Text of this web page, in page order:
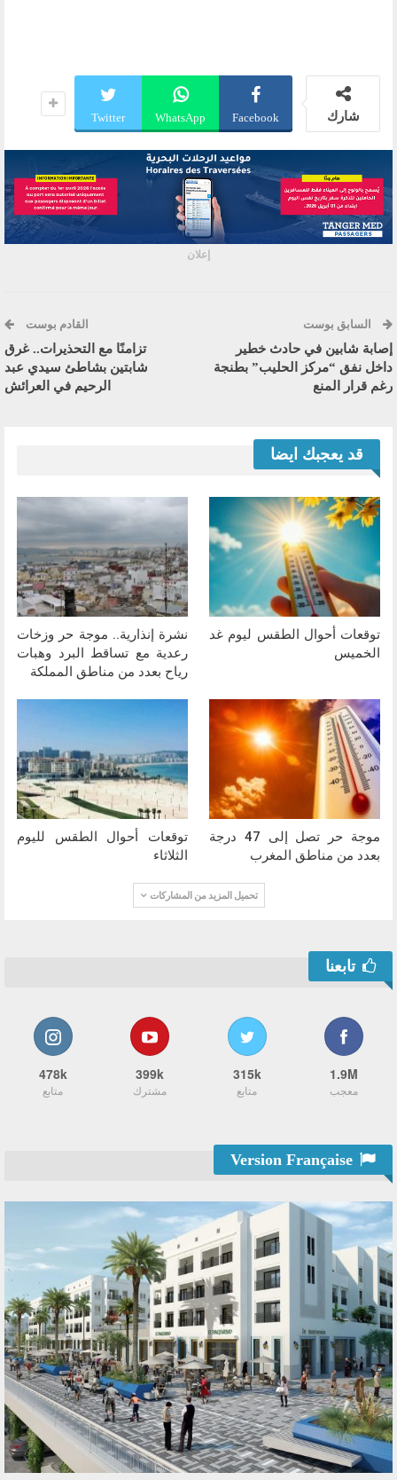
شارك Facebook
WhatsApp
Twitter
إعلان
السابق بوست
إصابة شابين في حادث خطير
داخل نفق “مركز الحليب” بطنجة
رغم قرار المنع
القادم بوست
تزامنًا مع التحذيرات.. غرق
شابتين بشاطئ سيدي عبد
الرحيم في العرائش
قد يعجبك ايضا
توقعات أحوال الطقس ليوم غد
الخميس
نشرة إنذارية.. موجة حر وزخات
رعدية مع تساقط البرد وهبات
رياح بعدد من مناطق المملكة
موجة حر تصل إلى 47 درجة
بعدد من مناطق المغرب
توقعات أحوال الطقس لليوم
الثلاثاء
تحميل المزيد من المشاركات
تابعنا
1.9M
معجب
315k
متابع
399k
مشترك
478k
متابع